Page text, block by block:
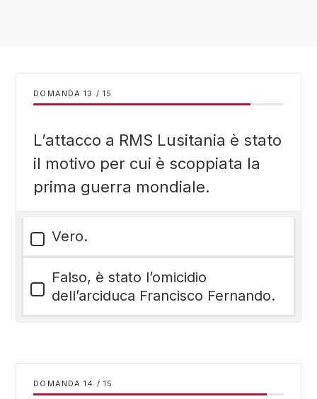
DOMANDA / 15
L’attacco a RMS Lusitania è stato
il motivo per cui è scoppiata la
prima guerra mondiale.
Vero.
Falso, è stato l’omicidio
dell’arciduca Francisco Fernando.
DOMANDA / 15